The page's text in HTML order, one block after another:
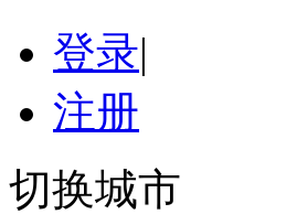
登录|
注册
切换城市